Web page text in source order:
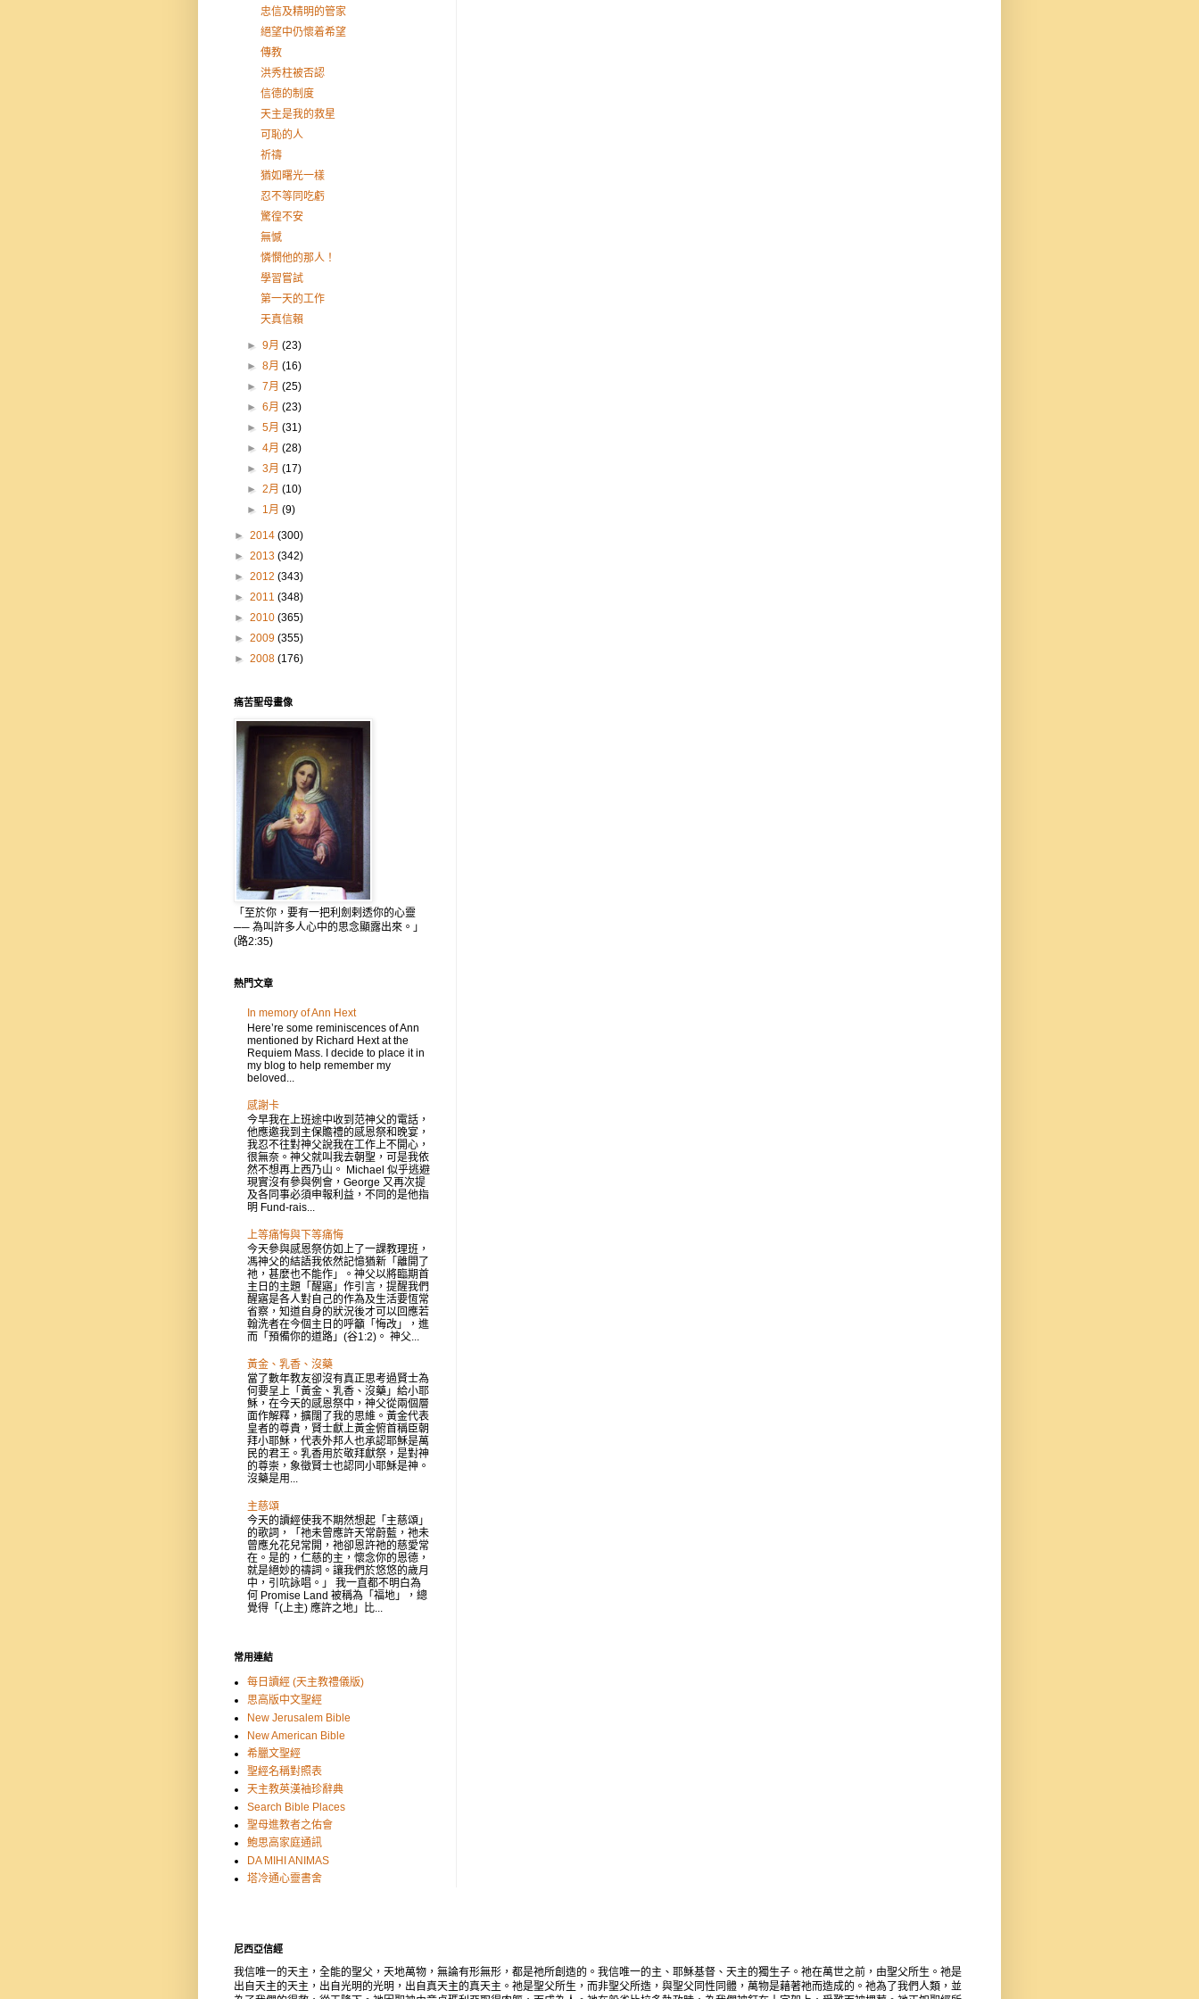
忠信及精明的管家
絕望中仍懷着希望
傳教
洪秀柱被否認
信德的制度
天主是我的救星
可恥的人
祈禱
猶如曙光一樣
忍不等同吃虧
驚徨不安
無憾
憐憫他的那人！
學習嘗試
第一天的工作
天真信賴
►9月(23)
►8月(16)
►7月(25)
►6月(23)
►5月(31)
►4月(28)
►3月(17)
►2月(10)
► 1月(9)
► 2014 (300)
► 2013 (342)
► 2012 (343)
► 2011 (348)
► 2010 (365)
► 2009 (355)
► 2008 (176)
痛苦聖母畫像
「至於你，要有一把利劍剌透你的心靈
── 為叫許多人心中的思念顯露出來。」
(路2:35)
熱門文章
In memory of Ann Hext
Here’re some reminiscences of Ann
mentioned by Richard Hext at the
Requiem Mass. I decide to place it in
my blog to help remember my
beloved...
感謝卡
今早我在上班途中收到范神父的電話，
他應邀我到主保贍禮的感恩祭和晚宴，
我忍不往對神父說我在工作上不開心，
很無奈。神父就叫我去朝聖，可是我依
然不想再上西乃山。 Michael 似乎逃避
現實沒有參與例會，George 又再次提
及各同事必須申報利益，不同的是他指
明 Fund-rais...
上等痛悔與下等痛悔
今天參與感恩祭仿如上了一課教理班，
馮神父的結語我依然記憶猶新「離開了
祂，甚麼也不能作」。神父以將臨期首
主日的主題「醒寤」作引言，提醒我們
醒寤是各人對自己的作為及生活要恆常
省察，知道自身的狀況後才可以回應若
翰洗者在今個主日的呼籲「悔改」，進
而「預備你的道路」(谷1:2)。 神父...
黃金、乳香、沒藥
當了數年教友卻沒有真正思考過賢士為
何要呈上「黃金、乳香、沒藥」給小耶
穌，在今天的感恩祭中，神父從兩個層
面作解釋，擴闊了我的思維。黃金代表
皇者的尊貴，賢士獻上黃金俯首稱臣朝
拜小耶穌，代表外邦人也承認耶穌是萬
民的君王。乳香用於敬拜獻祭，是對神
的尊崇，象徵賢士也認同小耶穌是神。
沒藥是用...
主慈頌
今天的讀經使我不期然想起「主慈頌」
的歌詞，「祂未曾應許天常蔚藍，祂未
曾應允花兒常開，祂卻恩許祂的慈愛常
在。是的，仁慈的主，懷念你的恩德，
就是絕妙的禱詞。讓我們於悠悠的歲月
中，引吭詠唱。」 我一直都不明白為
何 Promise Land 被稱為「福地」，總
覺得「(上主) 應許之地」比...
常用連結
每日讀經 (天主教禮儀版)
思高版中文聖經
New Jerusalem Bible
New American Bible
希臘文聖經
聖經名稱對照表
天主教英漢袖珍辭典
Search Bible Places
聖母進教者之佑會
鮑思高家庭通訊
DA MIHI ANIMAS
塔冷通心靈書舍
尼西亞信經
我信唯一的天主，全能的聖父，天地萬物，無論有形無形，都是祂所創造的。我信唯一的主、耶穌基督、天主的獨生子。祂在萬世之前，由聖父所生。祂是
出自天主的天主，出自光明的光明，出自真天主的真天主。祂是聖父所生，而非聖父所造，與聖父同性同體，萬物是藉著祂而造成的。祂為了我們人類，並